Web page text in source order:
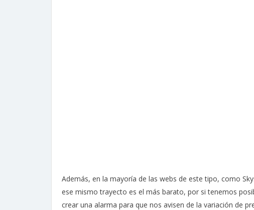
Además, en la mayoría de las webs de este tipo, como
ese mismo trayecto es el más barato, por si tenemos
crear una alarma para que nos avisen de la variación de